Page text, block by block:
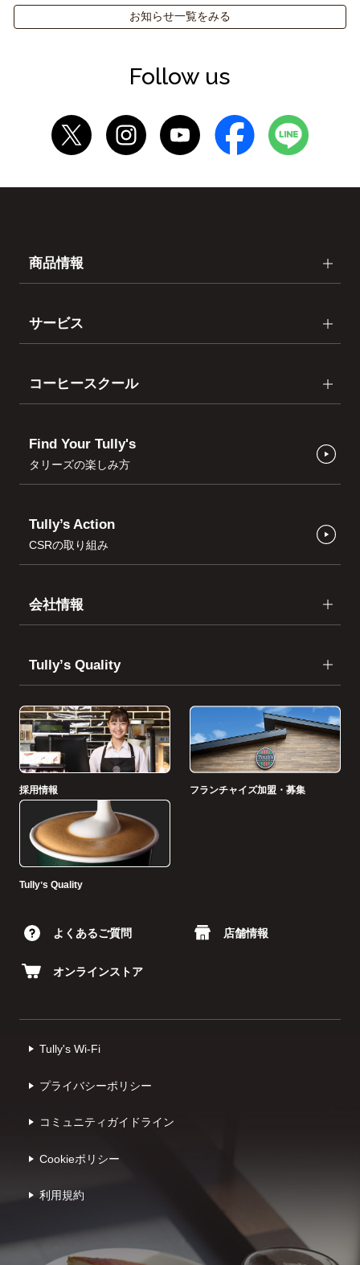
お知らせ一覧をみる
Follow us
商品情報
サービス
コーヒースクール
Find Your Tully's
タリーズの楽しみ方
Tully’s Action
CSRの取り組み
会社情報
Tullyʼs Quality
採用情報 フランチャイズ加盟・募集
Tullyʼs Quality
よくあるご質問 店舗情報
オンラインストア
Tully's Wi-Fi
プライバシーポリシー
コミュニティガイドライン
Cookieポリシー
利⽤規約